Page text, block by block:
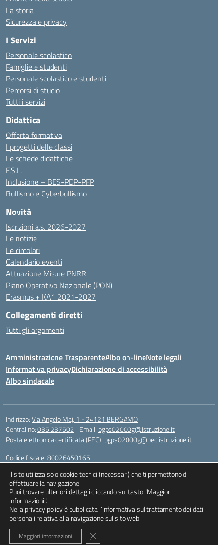
La storia
Sicurezza e privacy
I Servizi
Personale scolastico
Famiglie e studenti
Personale scolastico e studenti
Percorsi di studio
Tutti i servizi
Didattica
Offerta formativa
I progetti delle classi
Le schede didattiche
F.S.L.
Inclusione – BES-PDP-PFP
Bullismo e Cyberbullismo
Novità
Iscrizioni a.s. 2026-2027
Le notizie
Le circolari
Calendario eventi
Attuazione Misure PNRR
Piano Operativo Nazionale (PON)
Erasmus + KA1 2021-2027
Collegamenti diretti
Tutti gli argomenti
Amministrazione TrasparenteAlbo on-lineNote legali
Informativa privacyDichiarazione di accessibilità
Albo sindacale
Indirizzo:Via Angelo Maj, 1 - 24121 BERGAMO
Centralino:035 237502 Email: bgps02000g@istruzione.it
Posta elettronica certificata (PEC): bgps02000g@pec.istruzione.it
Codice fiscale: 80026450165
Codice unico di fatturazione (CUF): UFQXM3
Idea e progetto di Designers Italia
ll sito utilizza solo cookie tecnici (necessari) che ti permettono di
effettuare la navigazione.
Puoi trovare ulteriori dettagli cliccando sul tasto "Maggiori
informazioni".
Nella privacy policy è pubblicata l’informativa sul trattamento dei dati
personali relativa alla navigazione sul sito web.
Maggiori informazioni Close GDPR Cookie Banner